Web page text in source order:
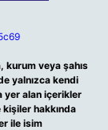
veya şahıs
yalnızca kendi
yer alan içerikler
hakkında
ile isim